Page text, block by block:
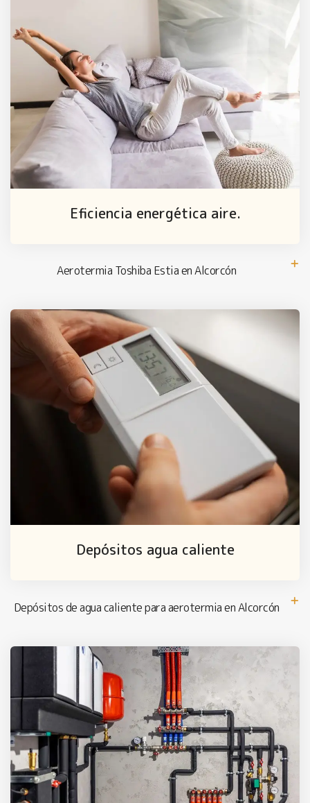
Eficiencia energética aire.
Aerotermia Toshiba Estia en Alcorcón
Depósitos agua caliente
Depósitos de agua caliente para aerotermia en Alcorcón